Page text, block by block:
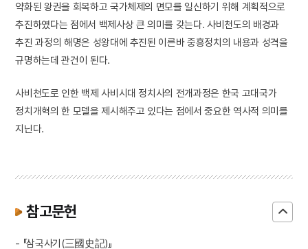
약화된 왕권을 회복하고 국가체제의 면모를 일신하기 위해 계획적으로
추진하였다는 점에서 백제사상 큰 의미를 갖는다. 사비천도의 배경과
추진 과정의 해명은 성왕대에 추진된 이른바 중흥정치의 내용과 성격을
규명하는데 관건이 된다.
사비천도로 인한 백제 사비시대 정치사의 전개과정은 한국 고대국가
정치개혁의 한 모델을 제시해주고 있다는 점에서 중요한 역사적 의미를
지닌다.
참고문헌
- 『삼국사기(三國史記)』